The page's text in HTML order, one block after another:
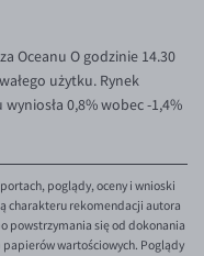
Oceanu O godzinie 14.30
użytku. Rynek
0,8% wobec -1,4%
poglądy, oceny i wnioski
charakteru rekomendacji autora
powstrzymania się od dokonania
wartościowych. Poglądy